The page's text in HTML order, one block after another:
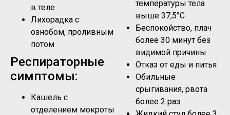
в теле
Лихорадка с
ознобом, проливным
потом
Респираторные
симптомы:
Кашель с
отделением мокроты
температуры тела
выше 37,5°C
Беспокойство, плач
более 30 минут без
видимой причины
Отказ от еды и питья
Обильные
срыгивания, рвота
более 2 раз